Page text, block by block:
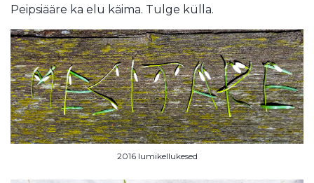
Peipsiääre ka elu käima. Tulge külla.
2016 lumikellukesed